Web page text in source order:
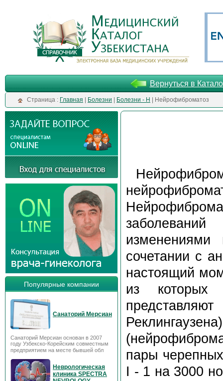
Вернуться в
Cтраница : Главная Болезни Болезни - Н | Нейрофиброматоз
Популярные компании
Санаторий Мерсиан
Санаторий Мерсиан основан в 2007
году Узбекско-Корейским совместным
предприятием на месте бывшей обл
Неврологическая
клиника SPECTRA
сочетании с
настоящий
из которых
пары
I - 1 на 3000